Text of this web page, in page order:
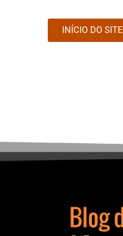
INÍCIO DO SITE